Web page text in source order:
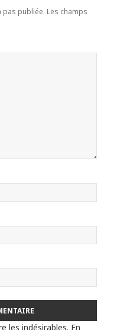
pas publiée. Les champs
les indésirables. En